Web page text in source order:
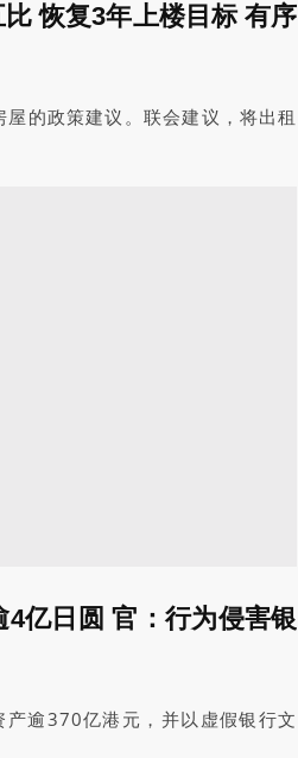
恢复3年上楼目标 有序
的政策建议。联会建议，将出租
亿日圆 官：行为侵害银
逾370亿港元，并以虚假银行文